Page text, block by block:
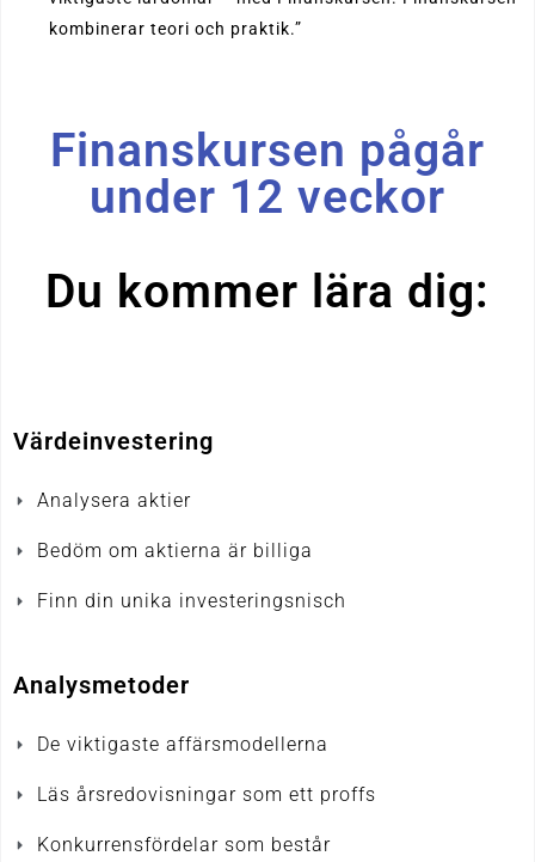
kombinerar teori och praktik.”
Finanskursen pågår
under 12 veckor
Du kommer lära dig:
Värdeinvestering
Analysera aktier
Bedöm om aktierna är billiga
Finn din unika investeringsnisch
Analysmetoder
De viktigaste affärsmodellerna
Läs årsredovisningar som ett proffs
Konkurrensfördelar som består